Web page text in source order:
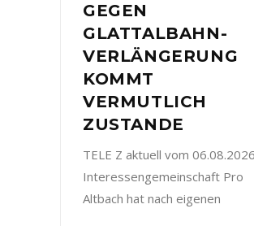
GEGEN
GLATTALBAHN-
VERLÄNGERUNG
KOMMT
VERMUTLICH
ZUSTANDE
TELE Z aktuell vom
Interessengemeinschaft Pro
Altbach hat nach eigenen